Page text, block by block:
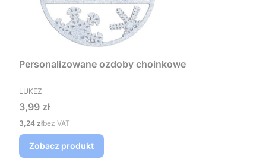
Personalizowane ozdoby choinkowe
PRODUCENT
LUKEZ
Cena
3,99 zł
Cena
3,24 złbez VAT
Zobacz produkt